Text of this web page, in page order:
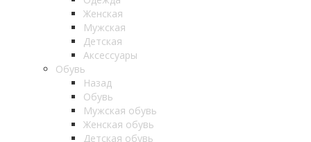
Женская
Мужская
Детская
Аксессуары
Обувь
Назад
Обувь
Мужская обувь
Женская обувь
Детская обувь